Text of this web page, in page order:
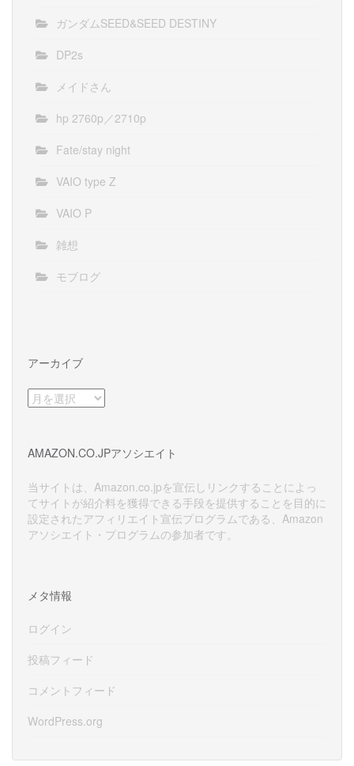
ガンダムSEED&SEED DESTINY
DP2s
メイドさん
hp 2760p／2710p
Fate/stay night
VAIO type Z
VAIO P
雑想
モブログ
アーカイブ
ア
ー
ブ
AMAZON.CO.JPアソシエイト
当サイトは、Amazon.co.jpを宣伝しリンクすることによっ
てサイトが紹介料を獲得できる手段を提供することを目的に
設定されたアフィリエイト宣伝プログラムである、Amazon
アソシエイト・プログラムの参加者です。
メタ情報
ログイン
投稿フィード
コメントフィード
WordPress.org